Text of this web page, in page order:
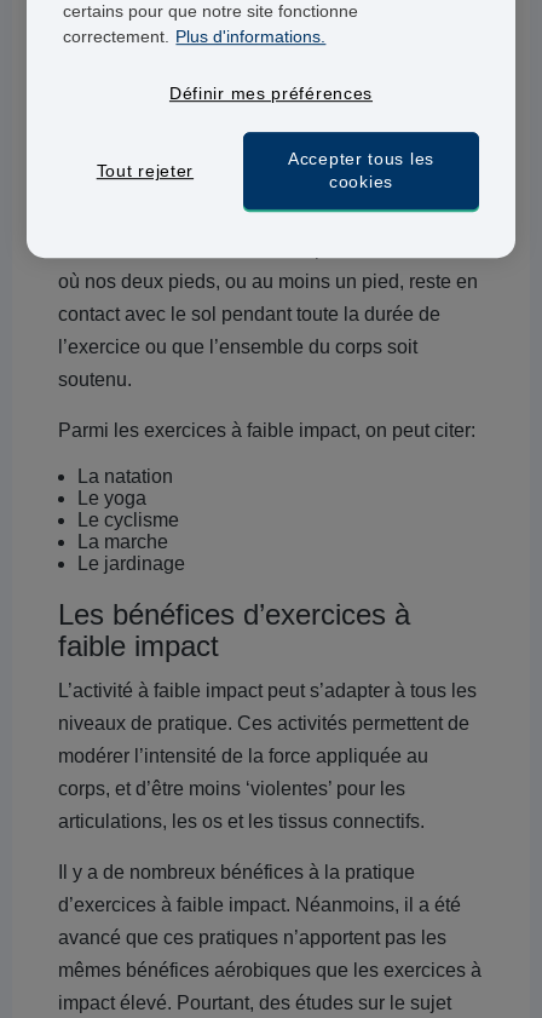
bon dosage.
Les exercices à faible impact correspondent aux
activités et mouvements qui n’incluent pas une
pression importante sur les articulations.
où nos deux pieds, ou au moins un pied, reste en
contact avec le sol pendant toute la durée de
l’exercice ou que l’ensemble du corps soit
soutenu.
Parmi les exercices à faible impact, on peut citer:
La natation
Le yoga
Le cyclisme
La marche
Le jardinage
Les bénéfices d’exercices à
faible impact
L’activité à faible impact peut s’adapter à tous les
niveaux de pratique. Ces activités permettent de
modérer l’intensité de la force appliquée au
corps, et d’être moins ‘violentes’ pour les
articulations, les os et les tissus connectifs.
Il y a de nombreux bénéfices à la pratique
d’exercices à faible impact. Néanmoins, il a été
avancé que ces pratiques n’apportent pas les
mêmes bénéfices aérobiques que les exercices à
impact élevé. Pourtant, des études sur le sujet
certains pour que notre site fonctionne
correctement. Plus d'informations.
Définir mes préférences
Tout rejeter
Accepter tous les
cookies